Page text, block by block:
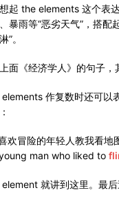
起 the elements 这个表
暴雨等“恶劣天气”，搭
”。
面《经济学人》的句子，
作复数时还可以
欢冒险的年轻人教我看地
man who liked to
就讲到这里。最